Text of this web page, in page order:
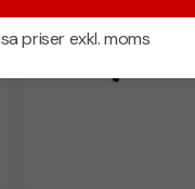
priser exkl. moms